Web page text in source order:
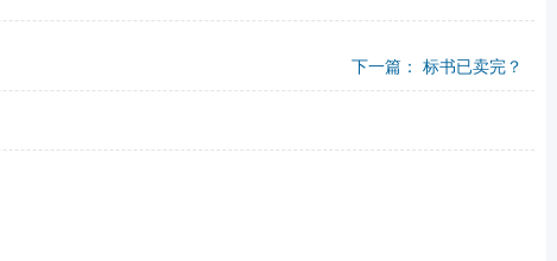
下一篇： 标书已卖完？